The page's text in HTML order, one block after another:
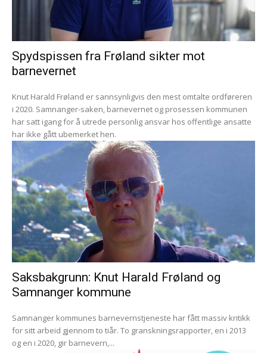
Spydspissen fra Frøland sikter mot
barnevernet
Knut Harald Frøland er sannsynligvis den mest omtalte ordføreren
i 2020. Samnanger-saken, barnevernet og prosessen kommunen
har satt igang for å utrede personlig ansvar hos offentlige ansatte
har ikke gått ubemerket hen.
Saksbakgrunn: Knut Harald Frøland og
Samnanger kommune
Samnanger kommunes barnevernstjeneste har fått massiv kritikk
for sitt arbeid gjennom to tiår. To granskningsrapporter, en i 2013
og en i 2020, gir barnevern,...